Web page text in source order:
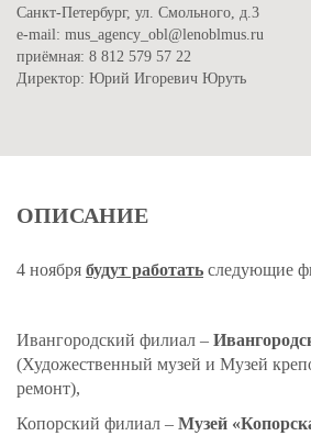
Санкт-Петербург, ул. Смольного, д.3
e-mail: mus_agency_obl@lenoblmus.ru
приёмная: 8 812 579 57 22
Директор: Юрий Игоревич Юруть
ОПИСАНИЕ
4 ноября будут работать следующие
Ивангородский филиал –
(Художественный музей и Музей
ремонт),
Копорский филиал – Музей